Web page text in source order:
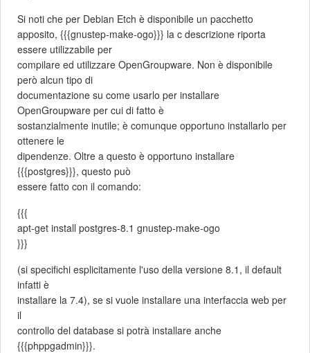
Si noti che per Debian Etch è disponibile un pacchetto
apposito, {{{gnustep-make-ogo}}} la c descrizione riporta
essere utilizzabile per
compilare ed utilizzare OpenGroupware. Non è disponibile
però alcun tipo di
documentazione su come usarlo per installare
OpenGroupware per cui di fatto è
sostanzialmente inutile; è comunque opportuno installarlo per
ottenere le
dipendenze. Oltre a questo è opportuno installare
{{{postgres}}}, questo può
essere fatto con il comando:
{{{
apt-get install postgres-8.1 gnustep-make-ogo
}}}
(si specifichi esplicitamente l'uso della versione 8.1, il default
infatti è
installare la 7.4), se si vuole installare una interfaccia web per
il
controllo del database si potrà installare anche
{{{phppgadmin}}}.